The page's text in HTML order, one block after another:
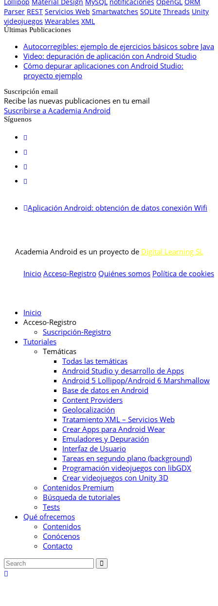
Parser REST Servicios Web Smartwatches SQLite Threads Unity
videojuegos Wearables XML
Últimas Publicaciones
Autocorregibles: ejemplo de ejercicios básicos sobre Java
Video: depuración de aplicación con Android Studio
Cómo depurar aplicaciones con Android Studio:
proyecto ejemplo
Suscripción email
Recibe las nuevas publicaciones en tu email
Suscribirse a Academia Android
Síguenos
Aplicación Android: obtención de datos conexión Wifi
Academia Android es un proyecto de Digital Learning SL
Inicio Acceso-Registro Quiénes somos Política de cookies
Inicio
Acceso-Registro
Suscripción-Registro
Tutoriales
Temáticas
Todas las temáticas
Android Studio y desarrollo de Apps
Android 5 Lollipop/Android 6 Marshmallow
Base de datos en Android
Content Providers
Geolocalización
Tratamiento XML – Servicios Web
Crear Apps para Android Wear
Emuladores y Depuración
Interfaz de Usuario
Tareas en segundo plano (background)
Programación videojuegos con libGDX
Crear videojuegos con Unity 3D
Contenidos Premium
Búsqueda de tutoriales
Tests
Qué ofrecemos
Contenidos
Conócenos
Contacto